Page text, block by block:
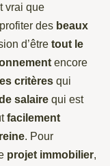
vrai que
des beaux
d’être tout le
encore
critères qui
salaire qui est
facilement
. Pour
projet immobilier,